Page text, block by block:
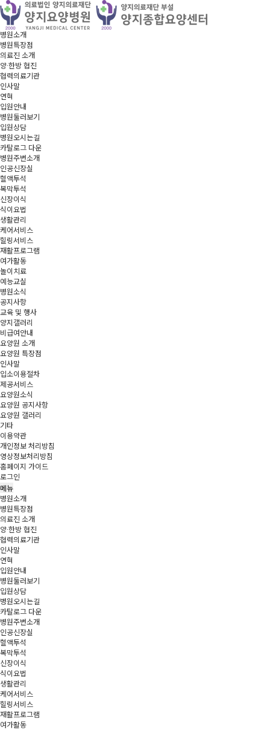
병원소개
병원특장점
의료진 소개
양·한방 협진
협력의료기관
인사말
연혁
입원안내
병원둘러보기
입원상담
병원오시는길
카탈로그 다운
병원주변소개
인공신장실
혈액투석
복막투석
신장이식
식이요법
생활관리
케어서비스
힐링서비스
재활프로그램
여가활동
놀이치료
예능교실
병원소식
공지사항
교육 및 행사
양지갤러리
비급여안내
요양원 소개
요양원 특장점
인사말
입소이용절차
제공서비스
요양원소식
요양원 공지사항
요양원 갤러리
기타
이용약관
개인정보 처리방침
영상정보처리방침
홈페이지 가이드
로그인
메뉴
병원소개
병원특장점
의료진 소개
양·한방 협진
협력의료기관
인사말
연혁
입원안내
병원둘러보기
입원상담
병원오시는길
카탈로그 다운
병원주변소개
인공신장실
혈액투석
복막투석
신장이식
식이요법
생활관리
케어서비스
힐링서비스
재활프로그램
여가활동